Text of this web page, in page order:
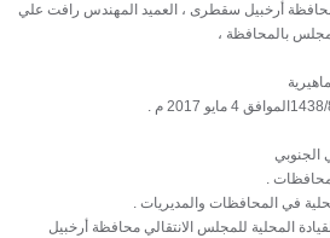
بمحافظة أرخبيل سقطرى ، العميد المهندس رافت علي
بالمحافظة ،
التنفيذية للقيادة المحلية للمجلس الانتقالي محافظة أرخبيل